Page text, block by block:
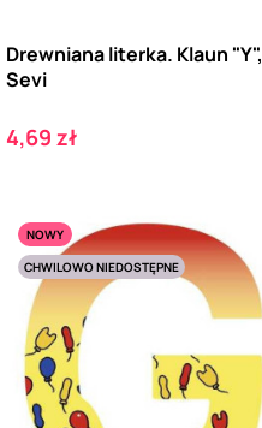
Drewniana literka. Klaun "Y",
Sevi
Cena
4,69 zł
NOWY
CHWILOWO NIEDOSTĘPNE